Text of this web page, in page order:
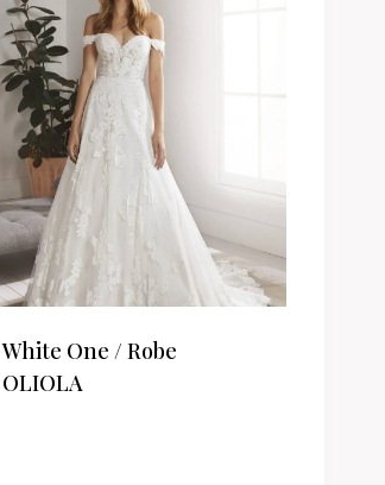
White One / Robe
OLIOLA